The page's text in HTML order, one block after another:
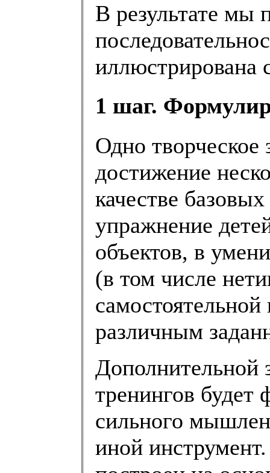
В результате
иллюстрирована
1 шаг.
Одно творческое
достижение
качестве
упражнение
объектов, в
(в том числе
различным
Дополнительной
тренингов будет
сильного
иной